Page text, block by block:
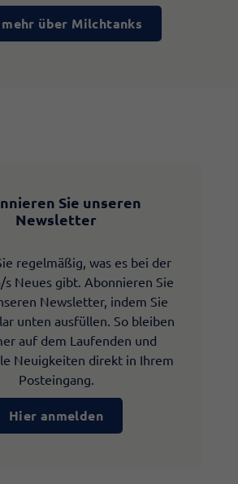
über Milchtanks
Sie unseren
Newsletter
regelmäßig, was es bei der
s Neues gibt. Abonnieren Sie
Newsletter, indem Sie
unten ausfüllen. So bleiben
auf dem Laufenden und
Neuigkeiten direkt in Ihrem
Posteingang.
Hier anmelden